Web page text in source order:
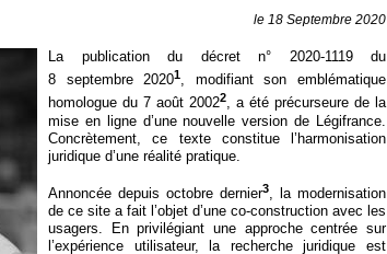
le 18 Septembre 2020
La publication du décret n° 2020-1119 du
8 septembre 20201, modifiant son emblématique
homologue du 7 août 20022, a été précurseure de la
mise en ligne d’une nouvelle version de Légifrance.
Concrètement, ce texte constitue l’harmonisation
juridique d’une réalité pratique.
Annoncée depuis octobre dernier3, la modernisation
de ce site a fait l’objet d’une co-construction avec les
usagers. En privilégiant une approche centrée sur
l’expérience utilisateur, la recherche juridique est